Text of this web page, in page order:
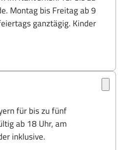
Montag bis Freitag ab 9
ganztägig. Kinder
für bis zu fünf
ab 18 Uhr, am
inklusive.